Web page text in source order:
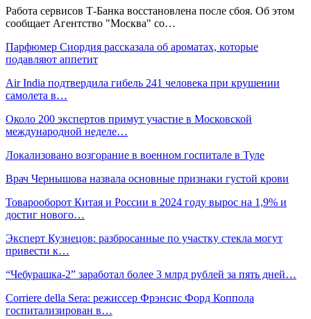
Работа сервисов Т-Банка восстановлена после сбоя. Об этом
сообщает Агентство "Москва" со…
Парфюмер Сиордия рассказала об ароматах, которые
подавляют аппетит
Air India подтвердила гибель 241 человека при крушении
самолета в…
Около 200 экспертов примут участие в Московской
международной неделе…
Локализовано возгорание в военном госпитале в Туле
Врач Чернышова назвала основные признаки густой крови
Товарооборот Китая и России в 2024 году вырос на 1,9% и
достиг нового…
Эксперт Кузнецов: разбросанные по участку стекла могут
привести к…
“Чебурашка-2” заработал более 3 млрд рублей за пять дней…
Corriere della Sera: режиссер Фрэнсис Форд Коппола
госпитализирован в…